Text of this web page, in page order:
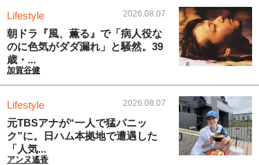
Lifestyle 2026.08.07
朝ドラ『風、薫る』で「病人役な
のに色気がダダ漏れ」と騒然。39
歳・...
加賀谷健
Lifestyle 2026.08.07
元TBSアナが“一人で猛パニッ
ク”に。日ハム本拠地で遭遇した
「人気...
アンヌ遙香